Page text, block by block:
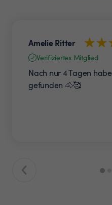
Amelie Ritter
Verifiziertes Mitglied
Nach nur 4 Tagen
gefunden 🐴🥰